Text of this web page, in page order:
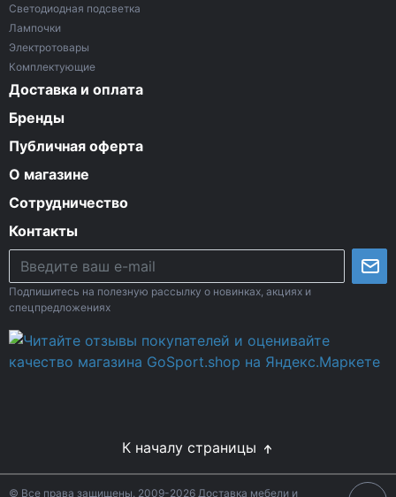
Светодиодная подсветка
Лампочки
Электротовары
Комплектующие
Доставка и оплата
Бренды
Публичная оферта
О магазине
Сотрудничество
Контакты
Подпишитесь на полезную рассылку о новинках, акциях и
спецпредложениях
К началу страницы
© Все права защищены. 2009-2026 Доставка мебели и